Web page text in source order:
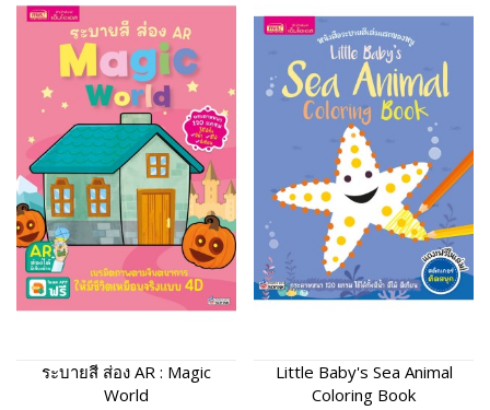
ระบายสี ส่อง AR : Magic
World
Little Baby's Sea Animal
Coloring Book